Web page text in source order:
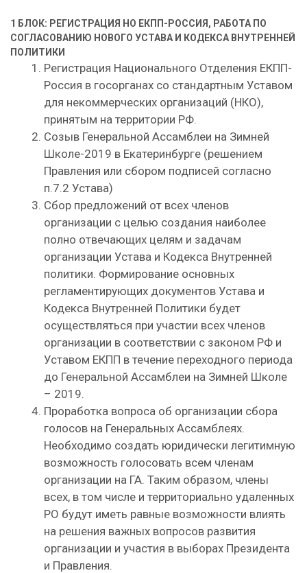
1 БЛОК: РЕГИСТРАЦИЯ НО ЕКПП-РОССИЯ, РАБОТА ПО
СОГЛАСОВАНИЮ НОВОГО УСТАВА И КОДЕКСА ВНУТРЕННЕЙ
ПОЛИТИКИ
Регистрация Национального Отделения ЕКПП-
Россия в госорганах со стандартным Уставом
для некоммерческих организаций (НКО),
принятым на территории РФ.
Созыв Генеральной Ассамблеи на Зимней
Школе-2019 в Екатеринбурге (решением
Правления или сбором подписей согласно
п.7.2 Устава)
Сбор предложений от всех членов
организации с целью создания наиболее
полно отвечающих целям и задачам
организации Устава и Кодекса Внутренней
политики. Формирование основных
регламентирующих документов Устава и
Кодекса Внутренней Политики будет
осуществляться при участии всех членов
организации в соответствии с законом РФ и
Уставом ЕКПП в течение переходного периода
до Генеральной Ассамблеи на Зимней Школе
– 2019.
Проработка вопроса об организации сбора
голосов на Генеральных Ассамблеях.
Необходимо создать юридически легитимную
возможность голосовать всем членам
организации на ГА. Таким образом, члены
всех, в том числе и территориально удаленных
РО будут иметь равные возможности влиять
на решения важных вопросов развития
организации и участия в выборах Президента
и Правления.